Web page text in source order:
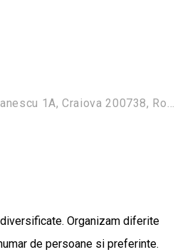
Bulevardul Nicolae Romanescu 1A, Craiova 200738, Romania
Organizam diferite
de persoane si preferinte.